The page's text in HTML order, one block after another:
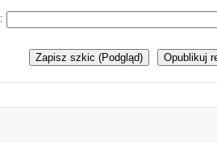
Opublikuj
Zapisz szkic (Podgląd)
NOWA KSIĄŻKA MAREK